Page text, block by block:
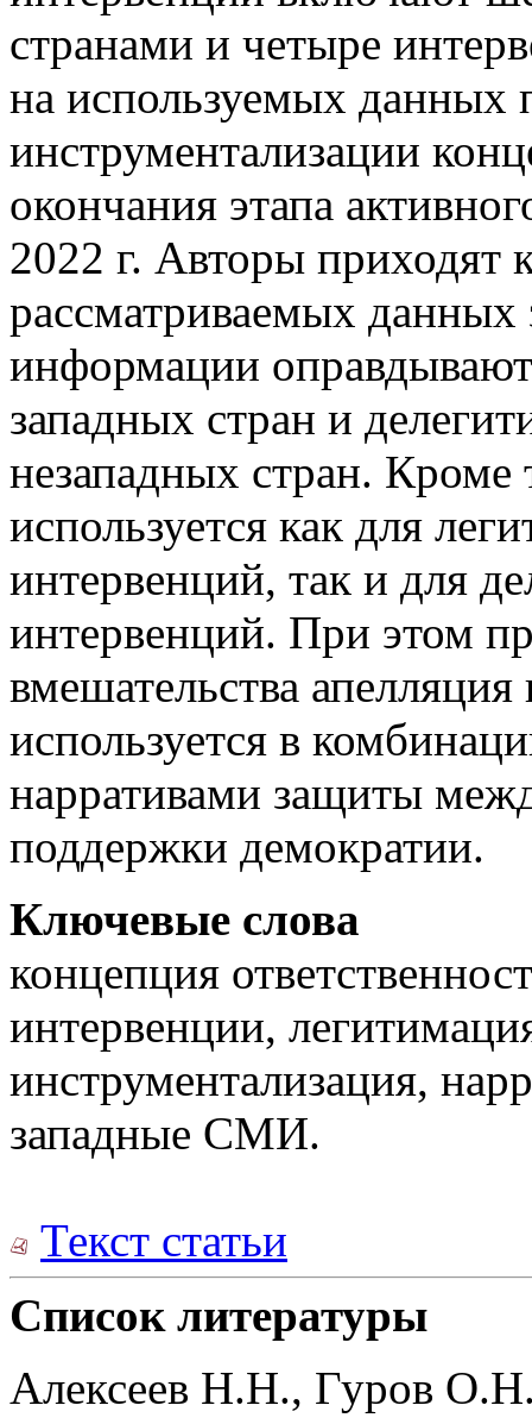
странами и четыре
на используемых данных
инструментализации
окончания этапа
2022 г. Авторы приходят
рассматриваемых данных
информации
западных стран и
незападных стран. Кроме
используется как для
интервенций, так и для
интервенций. При этом
вмешательства
используется в
нарративами защиты
поддержки демократии.
Ключевые слова
концепция
интервенции,
инструментализация,
западные СМИ.
Текст статьи
Список литературы
Алексеев Н.Н., Гуров